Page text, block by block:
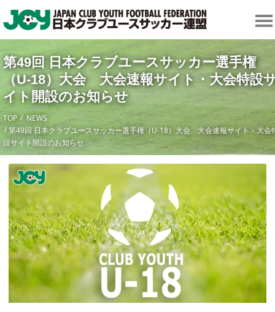
第49回 日本クラブユースサッカー選手権
（U-18）大会 大会速報サイト・大会特設
イト開設のお知らせ
TOP
NEWS
第49回 日本クラブユースサッカー選手権（U-18）大会 大会速報サイト・大会
設サイト開設のお知らせ